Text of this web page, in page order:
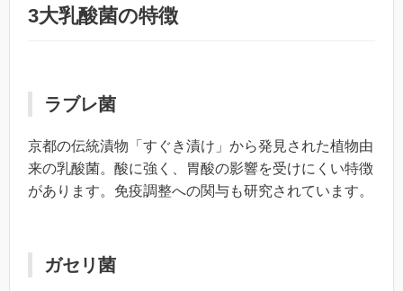
3大乳酸菌の特徴
ラブレ菌
京都の伝統漬物「すぐき漬け」から発見された植物由
来の乳酸菌。酸に強く、胃酸の影響を受けにくい特徴
があります。免疫調整への関与も研究されています。
ガセリ菌